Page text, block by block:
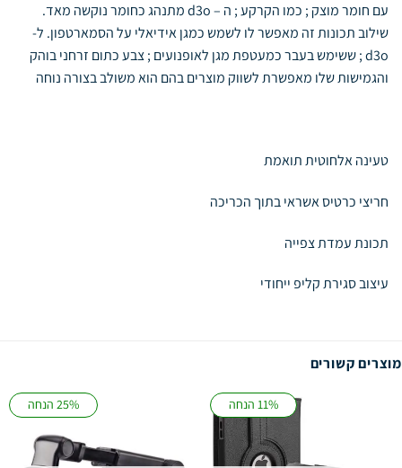
עם חומר מוצק ; כמו הקרקע ; ה – d3o
מתנהג כחומר נוקשה מאד.
שילוב תכונות זה מאפשר לו לשמש כמגן אידיאלי על הסמארטפון. ל-
d3o ; ששימש בעבר כמעטפת מגן לאופנועים ; צבע כתום זרחני בוהק
והגמישות שלו מאפשרת לשווק מוצרים בהם הוא משולב בצורה נוחה
טעינה אלחוטית תואמת
חריצי כרטיס אשראי בתוך הכריכה
תכונת עמדת צפייה
עיצוב סגירת קליפ ייחודי
מוצרים קשורים
11% הנחה 25% הנחה